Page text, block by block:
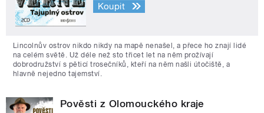
Koupit
Lincolnův ostrov nikdo nikdy na mapě nenašel, a přece ho znají lidé
na celém světě. Už déle než sto třicet let na něm prožívají
dobrodružství s pěticí trosečníků, kteří na něm našli útočiště, a
hlavně nejedno tajemství.
Pověsti z Olomouckého kraje